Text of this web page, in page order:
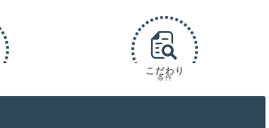
こだわり
条件